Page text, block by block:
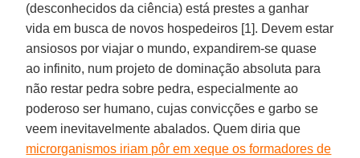
(desconhecidos da ciência) está prestes a ganhar
vida em busca de novos hospedeiros [1]. Devem estar
ansiosos por viajar o mundo, expandirem-se quase
ao infinito, num projeto de dominação absoluta para
não restar pedra sobre pedra, especialmente ao
poderoso ser humano, cujas convicções e garbo se
veem inevitavelmente abalados. Quem diria que
microrganismos iriam pôr em xeque os formadores de